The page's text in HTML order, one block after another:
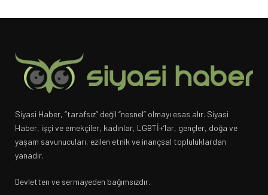
Siyasi Haber, “tarafsız” değil “nesnel” olmayı esas alır. Siyasi
Haber, işçi ve emekçiler, kadınlar, LGBTİ+’lar, gençler, doğa ve
yaşam savunucuları, ezilen etnik ve inançsal topluluklardan
yanadır.
Devletten ve sermayeden bağımsızdır.